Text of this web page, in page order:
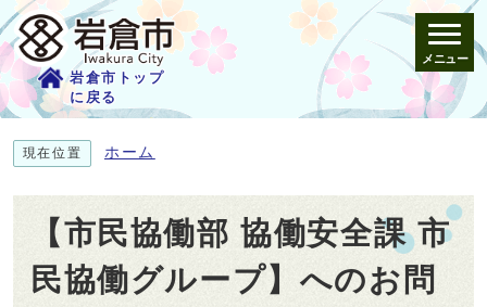
岩倉市トップ
に戻る
メニュー
現在位置 ホーム
【市民協働部 協働安全課 市
民協働グループ】へのお問